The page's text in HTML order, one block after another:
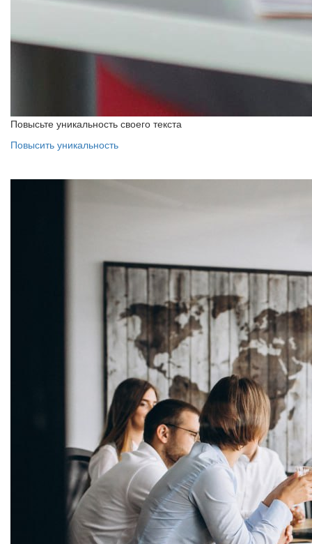
Повысьте уникальность своего текста
Повысить уникальность